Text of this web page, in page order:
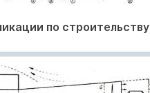
по строительству